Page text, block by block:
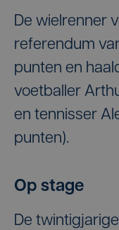
De wielrenner
referendum
punten en
voetballer
en tennisser
punten).
Op stage
De